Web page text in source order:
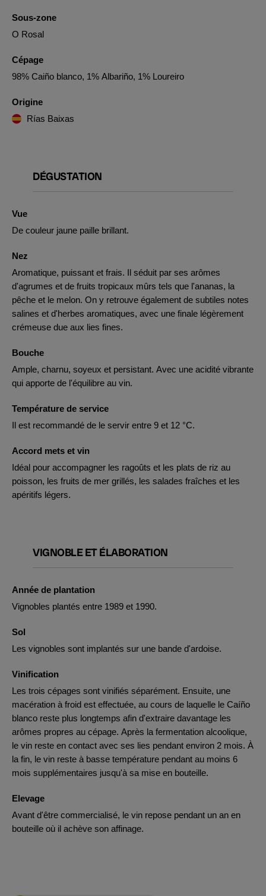
Sous-zone
O Rosal
Cépage
98% Caiño blanco, 1% Albariño, 1% Loureiro
Origine
Rías Baixas
DÉGUSTATION
Vue
De couleur jaune paille brillant.
Nez
Aromatique, puissant et frais. Il séduit par ses arômes
d'agrumes et de fruits tropicaux mûrs tels que l'ananas, la
pêche et le melon. On y retrouve également de subtiles notes
salines et d'herbes aromatiques, avec une finale légèrement
crémeuse due aux lies fines.
Bouche
Ample, charnu, soyeux et persistant. Avec une acidité vibrante
qui apporte de l'équilibre au vin.
Température de service
Il est recommandé de le servir entre 9 et 12 °C.
Accord mets et vin
Idéal pour accompagner les ragoûts et les plats de riz au
poisson, les fruits de mer grillés, les salades fraîches et les
apéritifs légers.
VIGNOBLE ET ÉLABORATION
Année de plantation
Vignobles plantés entre 1989 et 1990.
Sol
Les vignobles sont implantés sur une bande d'ardoise.
Vinification
Les trois cépages sont vinifiés séparément. Ensuite, une
macération à froid est effectuée, au cours de laquelle le Caíño
blanco reste plus longtemps afin d'extraire davantage les
arômes propres au cépage. Après la fermentation alcoolique,
le vin reste en contact avec ses lies pendant environ 2 mois. À
la fin, le vin reste à basse température pendant au moins 6
mois supplémentaires jusqu'à sa mise en bouteille.
Elevage
Avant d'être commercialisé, le vin repose pendant un an en
bouteille où il achève son affinage.